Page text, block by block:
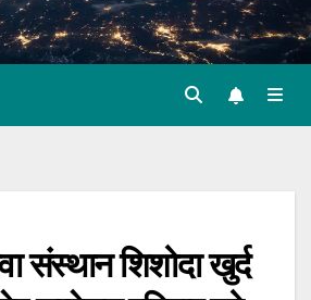
संस्थान शिशोदा खुर्द